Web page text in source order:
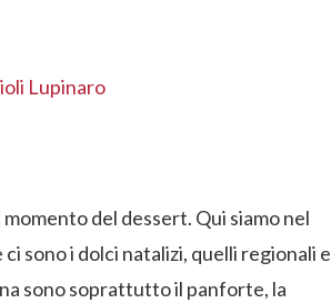
Lupinaro
del dessert. Qui siamo nel
sono i dolci natalizi, quelli regionali e
sono soprattutto il panforte, la